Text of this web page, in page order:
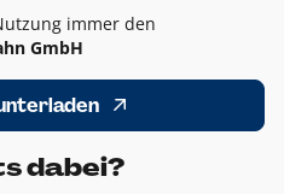
immer den
GmbH
dabei?